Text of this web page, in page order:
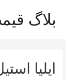
محتوا
بلاگ
ایلیا